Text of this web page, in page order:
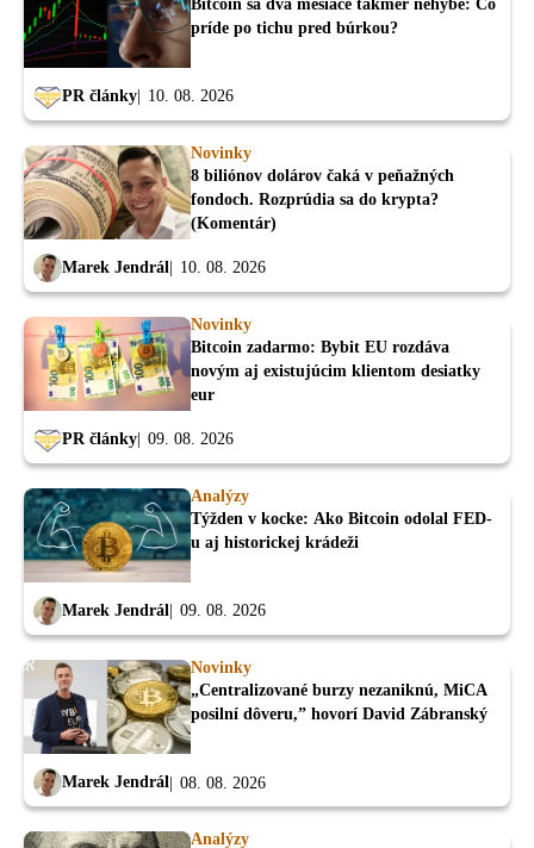
Bitcoin sa dva mesiace takmer nehýbe: Čo
príde po tichu pred búrkou?
PR články 10. 08. 2026
Novinky
8 biliónov dolárov čaká v peňažných
fondoch. Rozprúdia sa do krypta?
(Komentár)
Marek Jendrál 10. 08. 2026
Novinky
Bitcoin zadarmo: Bybit EU rozdáva
novým aj existujúcim klientom desiatky
eur
PR články 09. 08. 2026
Analýzy
Týžden v kocke: Ako Bitcoin odolal FED-
u aj historickej krádeži
Marek Jendrál 09. 08. 2026
Novinky
„Centralizované burzy nezaniknú, MiCA
posilní dôveru,” hovorí David Zábranský
Marek Jendrál 08. 08. 2026
Analýzy